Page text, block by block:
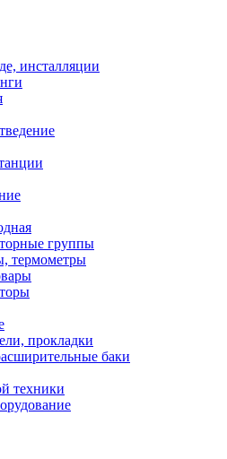
инсталляции
группы
термометры
прокладки
баки
техники